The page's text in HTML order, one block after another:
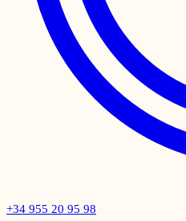
+34 955 20 95 98